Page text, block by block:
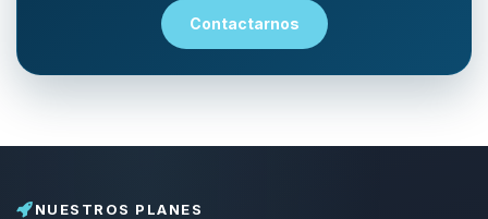
Contactarnos
NUESTROS PLANES